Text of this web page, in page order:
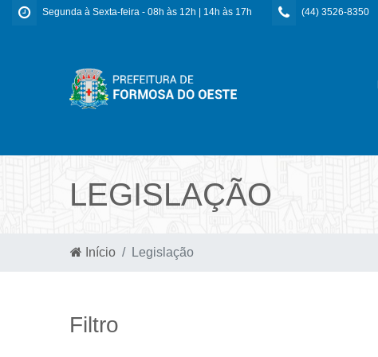
Segunda à Sexta-feira - 08h às 12h | 14h às 17h (44) 3526-8350
LEGISLAÇÃO
Início Legislação
Filtro